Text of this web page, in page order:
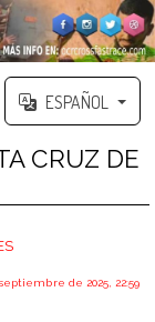
ESPAÑOL
CRUZ DE
de 2025, 22:59